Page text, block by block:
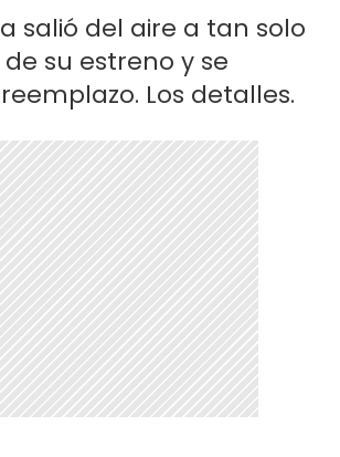
salió del aire a tan solo
su estreno y se
Los detalles.